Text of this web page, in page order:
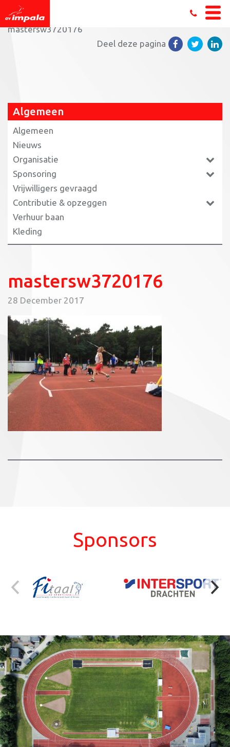
Home»Impala Masters 8e tijdens landelijke finale
»
mastersw3720176
Deel deze pagina
Algemeen
Algemeen
Nieuws
Organisatie
Sponsoring
Vrijwilligers gevraagd
Contributie & opzeggen
Verhuur baan
Kleding
mastersw3720176
28 December 2017
Sponsors